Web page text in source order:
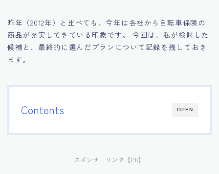
昨年（2012年）と比べても、今年は各社から自転車保険の
商品が充実してきている印象です。 今回は、私が検討した
候補と、最終的に選んだプランについて記録を残しておき
ます。
OPEN
Contents
スポンサーリンク【PR】